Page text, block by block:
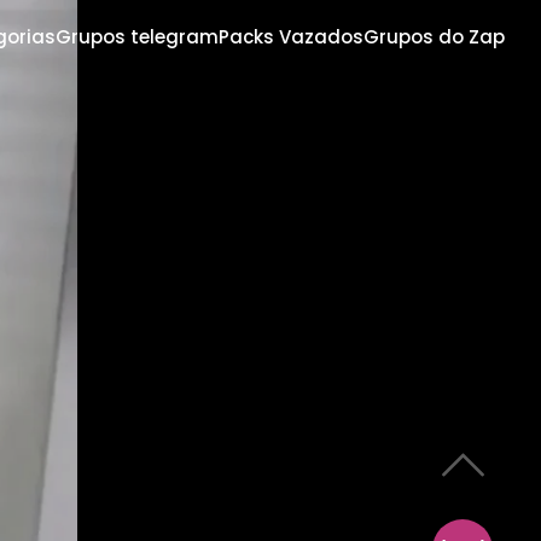
Grupos telegramPacks VazadosGrupos do Zap